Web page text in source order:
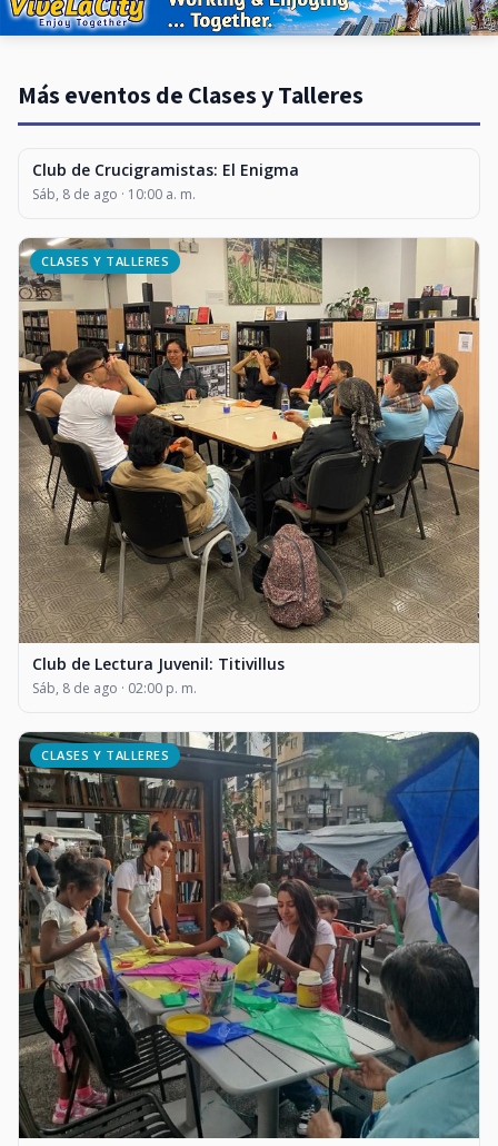
Más eventos de Clases y Talleres
CLASES Y TALLERES
Club de Crucigramistas: El Enigma
Sáb, 8 de ago · 10:00 a. m.
CLASES Y TALLERES
Club de Lectura Juvenil: Titivillus
Sáb, 8 de ago · 02:00 p. m.
CLASES Y TALLERES